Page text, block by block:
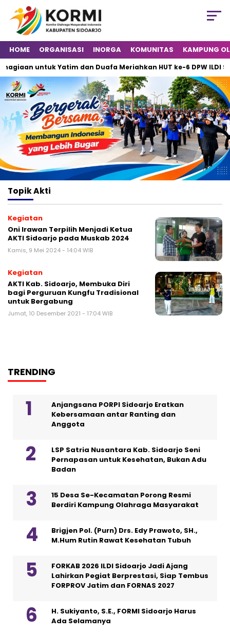
HOME ORGANISASI INORGA KOMUNITAS KAMPUNG
untuk Yatim dan Duafa Meriahkan HUT ke-6 DPW ILDI
TopikAkti
Kegiatan
Oni Irawan Terpilih Menjadi Ketua
AKTI Sidoarjo pada Muskab 2024
Kamis, 9 Mei 2024 - 14:04 WIB
Kegiatan
AKTI Kab. Sidoarjo, Membuka Diri
bagi Perguruan Kungfu Tradisional
untuk Bergabung
Jumat, 10 Desember 2021 - 17:04 WIB
TRENDING
Anjangsana PORPI Sidoarjo Eratkan
Kebersamaan antar Ranting dan
Anggota
LSP Satria Nusantara Kab. Sidoarjo Seni
Pernapasan untuk Kesehatan, Bukan Adu
Badan
15 Desa Se-Kecamatan Porong Resmi
Berdiri Kampung Olahraga Masyarakat
Brigjen Pol. (Purn) Drs. Edy Prawoto, SH.,
M.Hum Rutin Rawat Kesehatan Tubuh
FORKAB 2026 ILDI Sidoarjo Jadi Ajang
Lahirkan Pegiat Berprestasi, Siap Tembus
FORPROV Jatim dan FORNAS 2027
H. Sukiyanto, S.E., FORMI Sidoarjo Harus
Ada Selamanya